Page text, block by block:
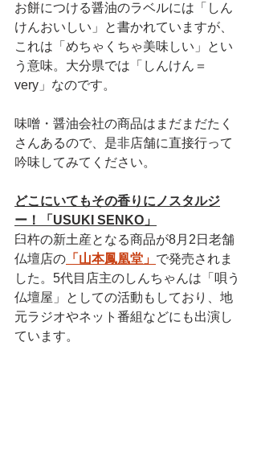
お餅につける醤油のラベルには「しん
けんおいしい」と書かれていますが、
これは「めちゃくちゃ美味しい」とい
う意味。大分県では「しんけん＝
very」なのです。
味噌・醤油会社の商品はまだまだたく
さんあるので、是非店舗に直接行って
吟味してみてください。
どこにいてもその香りにノスタルジ
ー！「USUKI SENKO」
臼杵の新土産となる商品が8月2日老舗
仏壇店の 「山本鳳凰堂」 で発売されま
した。5代目店主のしんちゃんは「唄う
仏壇屋」としての活動もしており、地
元ラジオやネット番組などにも出演し
ています。